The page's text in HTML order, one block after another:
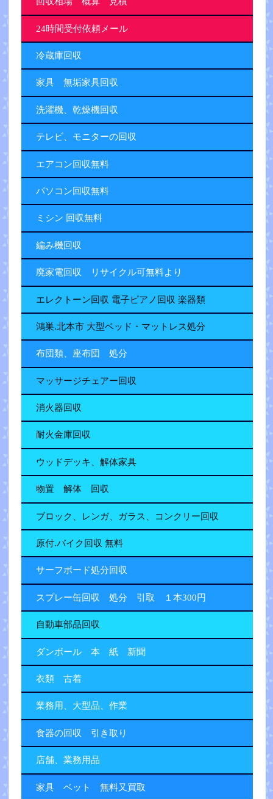
24時間受付依頼メール
冷蔵庫回収
家具 無垢家具回収
洗濯機、乾燥機回収
テレビ、モニターの回収
エアコン回収無料
パソコン回収無料
ミシン 回収無料
編み機回収
廃家電回収 リサイクル可無料より
エレクトーン回収 電子ピアノ回収 楽器類
鴻巣.北本市 大型ベッド・マットレス処分
布団類、座布団 処分
マッサージチェアー回収
消火器回収
耐火金庫回収
ウッドデッキ、解体家具
物置 解体 回収
ブロック、レンガ、ガラス、コンクリー回収
原付.バイク回収 無料
サーフボード処分回収
スプレー缶回収 処分 引取 １本300円
自動車部品回収
ダンボール 本 紙 新聞
衣類 古着
業務用、大型品、作業
食器の回収 引き取り
店舗、業務用品
家具 ベット 無料又買取